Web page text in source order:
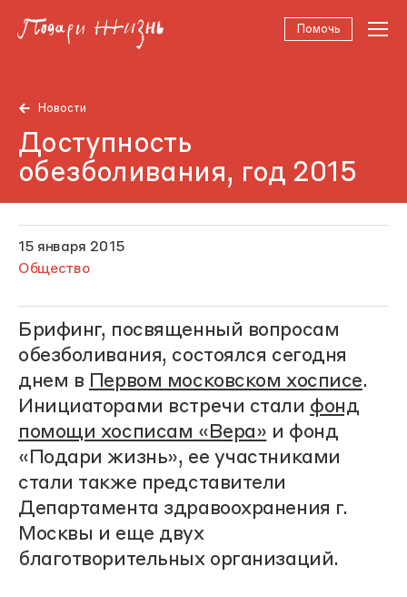
Помочь
Новости
Доступность
обезболивания, год 2015
15 января 2015
Общество
Брифинг, посвященный вопросам
обезболивания, состоялся сегодня
днем в Первом московском хосписе.
Инициаторами встречи стали фонд
помощи хосписам «Вера» и фонд
«Подари жизнь», ее участниками
стали также представители
Департамента здравоохранения г.
Москвы и еще двух
благотворительных организаций.